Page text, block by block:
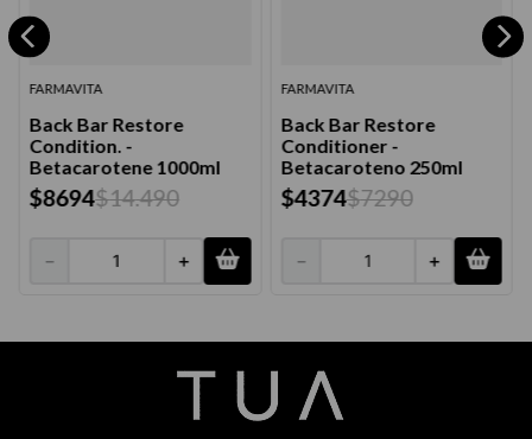
FARMAVITA
Back Bar Restore
Condition. -
Betacarotene 1000ml
$8694$14.490
＋
－
FARMAVITA
Back Bar Restore
Conditioner -
Betacaroteno 250ml
$4374$7290
＋
－